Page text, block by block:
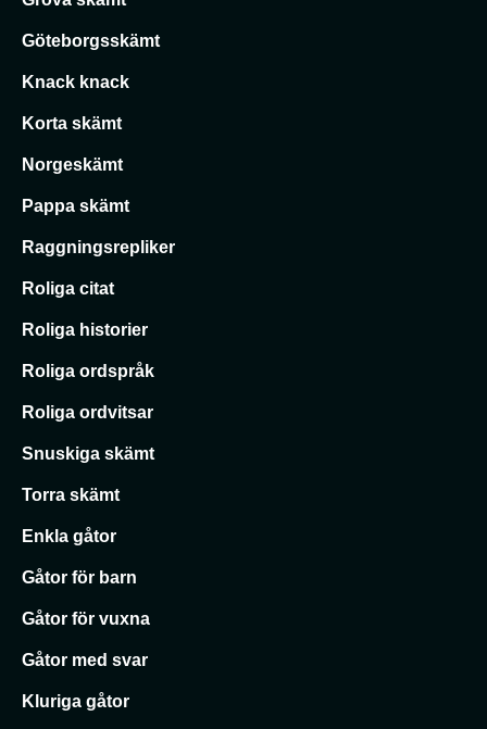
Göteborgsskämt
Knack knack
Korta skämt
Norgeskämt
Pappa skämt
Raggningsrepliker
Roliga citat
Roliga historier
Roliga ordspråk
Roliga ordvitsar
Snuskiga skämt
Torra skämt
Enkla gåtor
Gåtor för barn
Gåtor för vuxna
Gåtor med svar
Kluriga gåtor